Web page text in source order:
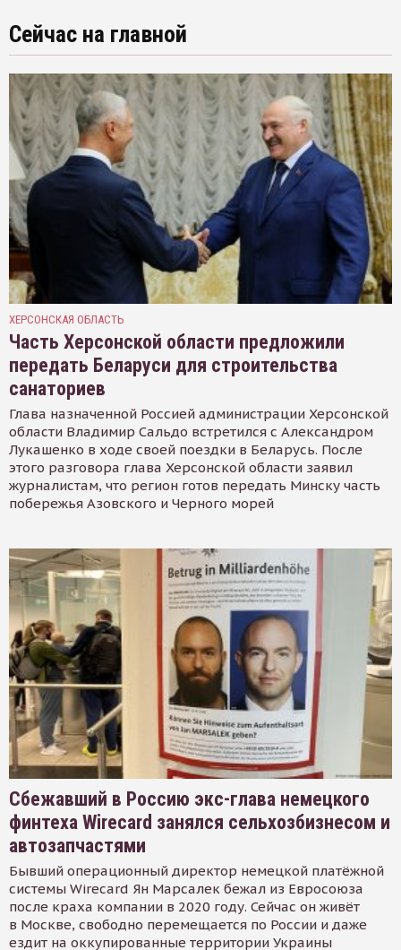
Сейчас на главной
ХЕРСОНСКАЯ ОБЛАСТЬ
Часть Херсонской области предложили
передать Беларуси для строительства
санаториев
Глава назначенной Россией администрации Херсонской
области Владимир Сальдо встретился с Александром
Лукашенко в ходе своей поездки в Беларусь. После
этого разговора глава Херсонской области заявил
журналистам, что регион готов передать Минску часть
побережья Азовского и Черного морей
Сбежавший в Россию экс-глава немецкого
финтеха Wirecard занялся сельхозбизнесом и
автозапчастями
Бывший операционный директор немецкой платёжной
системы Wirecard Ян Марсалек бежал из Евросоюза
после краха компании в 2020 году. Сейчас он живёт
в Москве, свободно перемещается по России и даже
ездит на оккупированные территории Украины